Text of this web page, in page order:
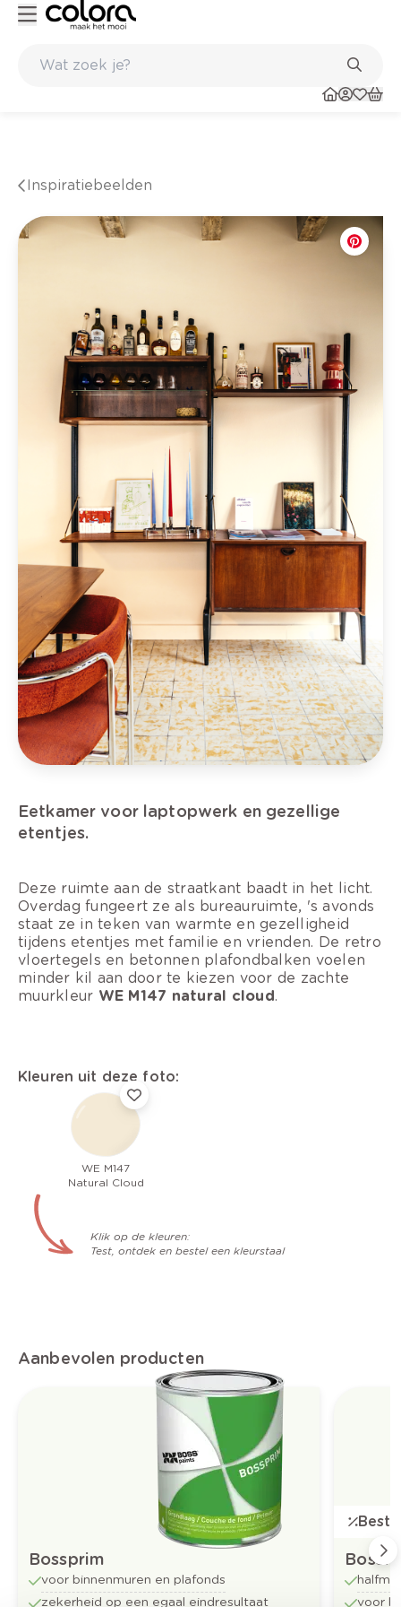
Inspiratiebeelden
Eetkamer voor laptopwerk en gezellige
etentjes.
Deze ruimte aan de straatkant baadt in het licht.
Overdag fungeert ze als bureauruimte, 's avonds
staat ze in teken van warmte en gezelligheid
tijdens etentjes met familie en vrienden. De retro
vloertegels en betonnen plafondbalken voelen
minder kil aan door te kiezen voor de zachte
muurkleur WE M147 natural cloud.
Kleuren uit deze foto:
WE M147
Natural Cloud
Klik op de kleuren:
Test, ontdek en bestel een kleurstaal
Aanbevolen producten
Bossprim
voor binnenmuren en plafonds
zekerheid op een egaal eindresultaat
voor